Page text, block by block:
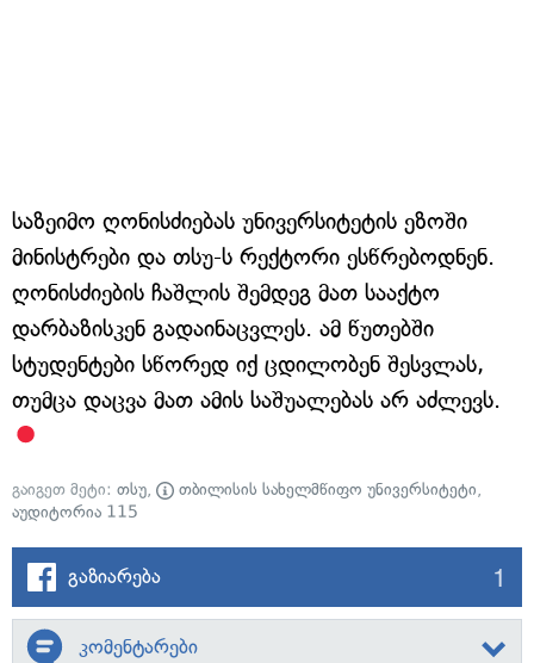
საზეიმო ღონისძიებას უნივერსიტეტის ეზოში
მინისტრები და თსუ-ს რექტორი ესწრებოდნენ.
ღონისძიების ჩაშლის შემდეგ მათ სააქტო
დარბაზისკენ გადაინაცვლეს. ამ წუთებში
სტუდენტები სწორედ იქ ცდილობენ შესვლას,
თუმცა დაცვა მათ ამის საშუალებას არ აძლევს.
გაიგეთ მეტი: თსუ, თბილისის სახელმწიფო უნივერსიტეტი,
აუდიტორია 115
გაზიარება 1
კომენტარები